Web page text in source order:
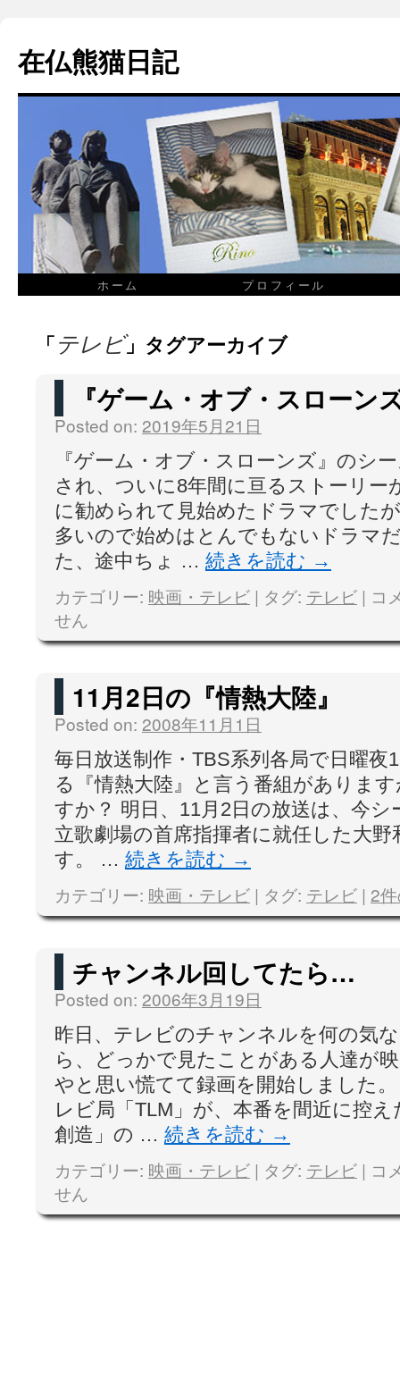
在仏熊猫日記
ホーム プロフィール
「テレビ」タグアーカイブ
『ゲーム・オブ・スローン
Posted on: 2019年5月21日
『ゲーム・オブ・スローンズ』のシ
され、ついに8年間に亘るストーリー
に勧められて見始めたドラマでした
多いので始めはとんでもないドラマ
た、途中ちょ … 続きを読む →
カテゴリー: 映画・テレビ | タグ: テレビ | コ
せん
11月2日の『情熱大陸』
Posted on: 2008年11月1日
毎日放送制作・TBS系列各局で日曜夜
る『情熱大陸』と言う番組がありま
すか？ 明日、11月2日の放送は、今
立歌劇場の首席指揮者に就任した大
す。 … 続きを読む →
カテゴリー: 映画・テレビ | タグ: テレビ | 2
チャンネル回してたら…
Posted on: 2006年3月19日
昨日、テレビのチャンネルを何の気
ら、どっかで見たことがある人達が
やと思い慌てて録画を開始しました
レビ局「TLM」が、本番を間近に控
創造」の … 続きを読む →
カテゴリー: 映画・テレビ | タグ: テレビ | コ
せん